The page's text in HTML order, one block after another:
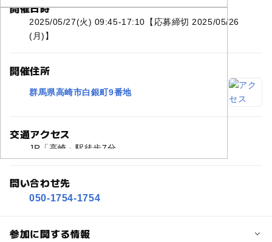
開催日時
2025/05/27(火) 09:45-17:10【応募締切 2025/05/26
(月)】
開催住所
群馬県高崎市白銀町9番地
交通アクセス
JR「高崎」駅徒歩7分
問い合わせ先
050-1754-1754
参加に関する情報